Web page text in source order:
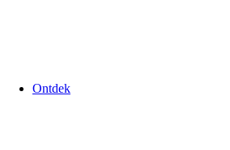
Ontdek